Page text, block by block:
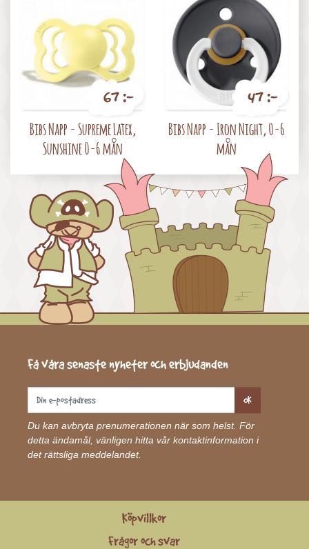
67 :-
Bibs Napp - Supreme Latex,
Sunshine 0-6 mån
47 :-
Bibs Napp - Iron Night, 0-6
mån
Få våra senaste nyheter och erbjudanden
OK
Du kan avbryta prenumerationen när som helst. För
detta ändamål, vänligen hitta vår kontaktinformation i
det rättsliga meddelandet.
Köpvillkor
Frågor och svar